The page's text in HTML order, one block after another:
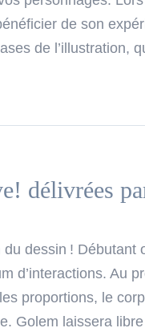
de son
de l’illustration,
délivrées
dessin !
d’interactions. Au
proportions, le
Golem laissera